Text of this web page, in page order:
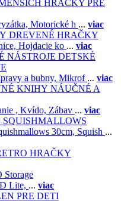
HRAČKY PRE
Motorické h ... viac
DREVENÉ HRAČKY
Hojdacie ko ... viac
DETSKÉ
a bubny, Mikrof ... viac
NÁUČNÉ A
, Kvído, Zábav ... viac
SQUISHMALLOWS
30cm, Squish ...
HRAČKY
Storage
Lite, ... viac